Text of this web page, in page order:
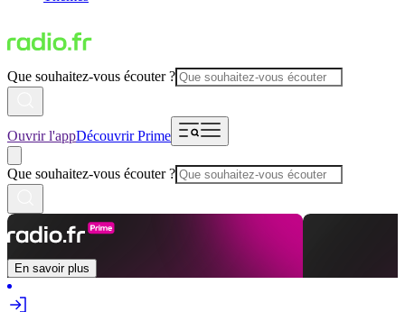
Que souhaitez-vous écouter ?
Ouvrir l'appDécouvrir Prime
Que souhaitez-vous écouter ?
En savoir plus